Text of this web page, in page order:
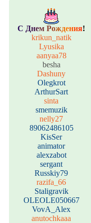
С Днем Рождения!
krikun_natik
Lyusika
aanyaa78
besha
Dashuny
Olegkrot
ArthurSart
sinta
smemuzik
nelly27
89062486105
KisSer
animator
alexzabot
sergant
Russkiy79
razifa_66
Staligravik
OLEOLE050667
VovA_Alex
anutochkaaa